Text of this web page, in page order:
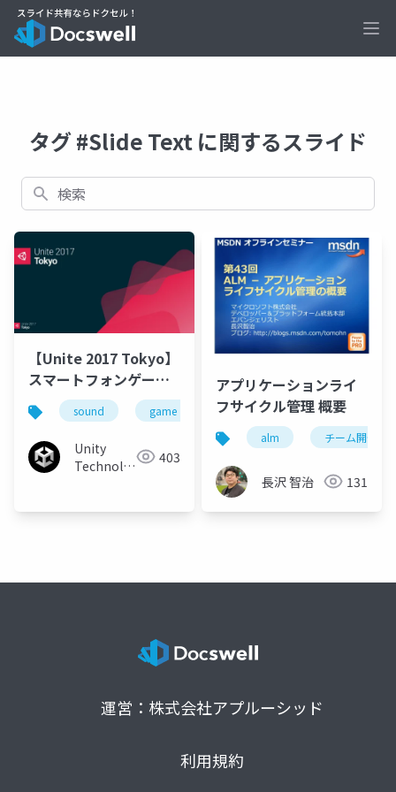
タグ #Slide Text に関するスライド
検索
【Unite 2017 Tokyo】
スマートフォンゲーム
「夢幻のラビリズ」開
発秘話と動画・サウン
ドミドルウェアの使い
処
sound game middleware smartphone
Unity
Technologies 403
アプリケーションライ
フサイクル管理 概要
alm チーム開発
長沢 智治 131
運営：株式会社アプルーシッド
利用規約